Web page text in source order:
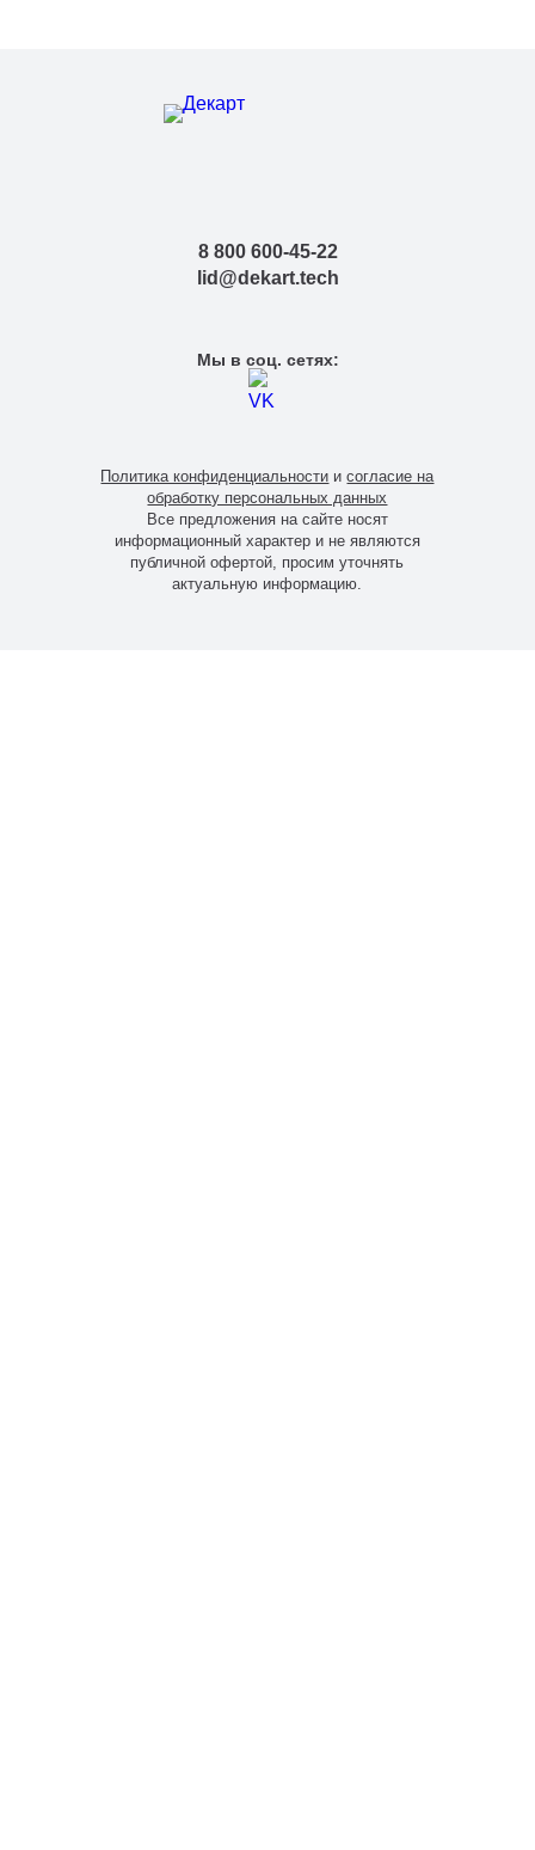
8 800 600-45-22
lid@dekart.tech
Мы в соц. сетях:
Все предложения на сайте носят
информационный характер и не являются
публичной офертой, просим уточнять
актуальную информацию.
Политика конфиденциальности исогласие на
обработку персональных данных